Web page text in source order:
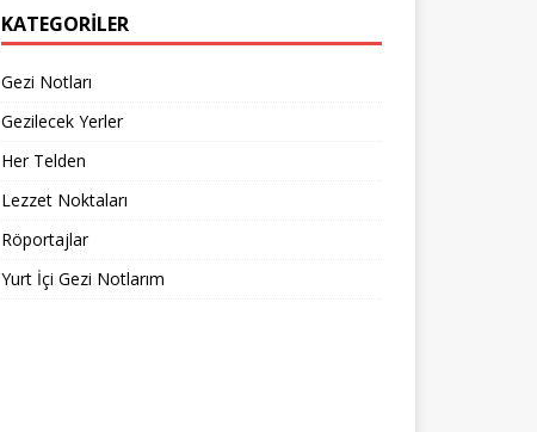
KATEGORILER
Gezi Notları
Gezilecek Yerler
Her Telden
Lezzet Noktaları
Röportajlar
Yurt İçi Gezi Notlarım